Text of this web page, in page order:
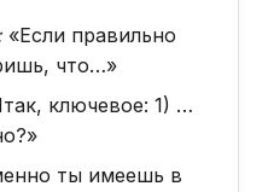
«Если правильно
что…»
ключевое: 1) …
ты имеешь в